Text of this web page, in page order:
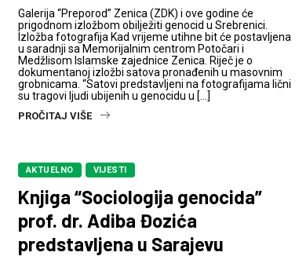
Galerija “Preporod” Zenica (ZDK) i ove godine će
prigodnom izložbom obilježiti genocid u Srebrenici.
Izložba fotografija Kad vrijeme utihne bit će postavljena
u saradnji sa Memorijalnim centrom Potočari i
Medžlisom Islamske zajednice Zenica. Riječ je o
dokumentanoj izložbi satova pronađenih u masovnim
grobnicama. “Satovi predstavljeni na fotografijama lični
su tragovi ljudi ubijenih u genocidu u […]
PROČITAJ VIŠE
AKTUELNO VIJESTI
Knjiga “Sociologija genocida”
prof. dr. Adiba Đozića
predstavljena u Sarajevu